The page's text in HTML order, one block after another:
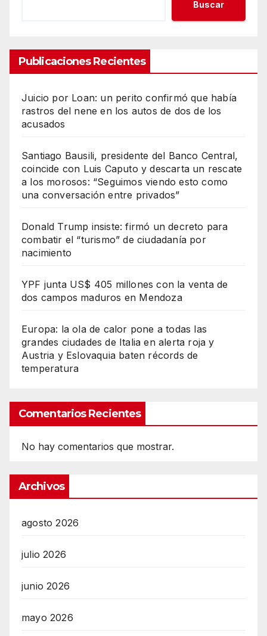
Buscar
Publicaciones Recientes
Juicio por Loan: un perito confirmó que había
rastros del nene en los autos de dos de los
acusados
Santiago Bausili, presidente del Banco Central,
coincide con Luis Caputo y descarta un rescate
a los morosos: “Seguimos viendo esto como
una conversación entre privados”
Donald Trump insiste: firmó un decreto para
combatir el “turismo” de ciudadanía por
nacimiento
YPF junta US$ 405 millones con la venta de
dos campos maduros en Mendoza
Europa: la ola de calor pone a todas las
grandes ciudades de Italia en alerta roja y
Austria y Eslovaquia baten récords de
temperatura
Comentarios Recientes
No hay comentarios que mostrar.
Archivos
agosto 2026
julio 2026
junio 2026
mayo 2026